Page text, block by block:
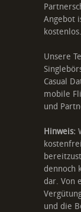
Angebot
kostenlos.
Unsere
Casual
mobile
und
Hinweis:
dennoch
dar. Von
und die